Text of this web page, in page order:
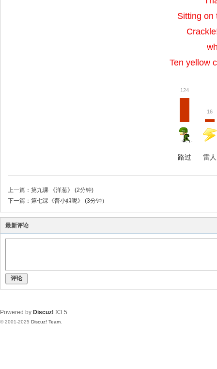
Sitting on
Ten yellow
124
路过
16
雷人
上一篇： 第九课 《洋葱》 (2分钟)
下一篇： 第七课《普小姐呢》 (3分钟）
最新评论
评论
Powered by Discuz! X3.5
© 2001-2025 Discuz! Team